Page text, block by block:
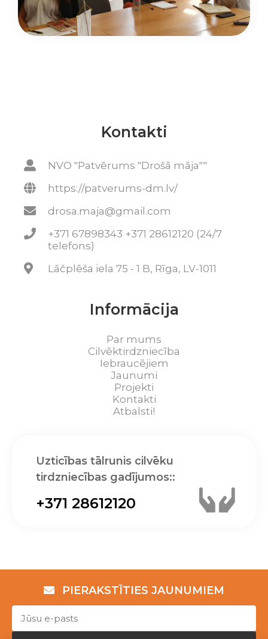
Kontakti
NVO "Patvērums "Drošā māja""
https://patverums-dm.lv/
drosa.maja@gmail.com
+371 67898343 +371 28612120 (24/7
telefons)
Lāčplēša iela 75 - 1 B, Rīga, LV-1011
Informācija
Par mums
Cilvēktirdzniecība
Iebraucējiem
Jaunumi
Projekti
Kontakti
Atbalsti!
Uzticības tālrunis cilvēku
tirdzniecības gadījumos::
+371 28612120
PIERAKSTĪTIES JAUNUMIEM